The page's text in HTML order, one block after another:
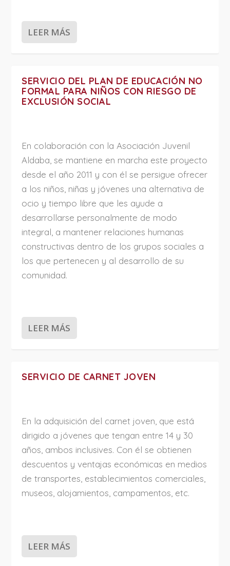
LEER MÁS
SERVICIO DEL PLAN DE EDUCACIÓN NO
FORMAL PARA NIÑOS CON RIESGO DE
EXCLUSIÓN SOCIAL
En colaboración con la Asociación Juvenil
Aldaba, se mantiene en marcha este proyecto
desde el año 2011 y con él se persigue ofrecer
a los niños, niñas y jóvenes una alternativa de
ocio y tiempo libre que les ayude a
desarrollarse personalmente de modo
integral, a mantener relaciones humanas
constructivas dentro de los grupos sociales a
los que pertenecen y al desarrollo de su
comunidad.
LEER MÁS
SERVICIO DE CARNET JOVEN
En la adquisición del carnet joven, que está
dirigido a jóvenes que tengan entre 14 y 30
años, ambos inclusives. Con él se obtienen
descuentos y ventajas económicas en medios
de transportes, establecimientos comerciales,
museos, alojamientos, campamentos, etc.
LEER MÁS